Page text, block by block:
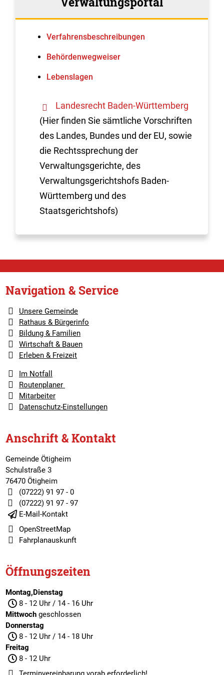
Verfahrens­beschreibungen
Behördenwegweiser
Lebenslagen
Landesrecht Baden-Württemberg
(Hier finden Sie sämtliche Vorschriften
des Landes, Bundes und der EU, sowie
die Rechtssprechung der
Verwaltungsgerichte, des
Verwaltungsgerichtshofs Baden-
Württemberg und des
Staatsgerichtshofs)
Navigation & Service
Unsere Gemeinde
Rathaus & Bürgerinfo
Bildung & Familien
Wirtschaft & Bauen
Erleben & Freizeit
Im Notfall
Routenplaner
Mitarbeiter
Datenschutz-Einstellungen
Anschrift & Kontakt
Gemeinde Ötigheim
Schulstraße 3
76470 Ötigheim
(07222) 91 97 - 0
(07222) 91 97 - 97
E-Mail-Kontakt
OpenStreetMap
Fahrplanauskunft
Öffnungszeiten
Montag,Dienstag
8 - 12 Uhr / 14 - 16 Uhr
Mittwochgeschlossen
Donnerstag
8 - 12 Uhr / 14 - 18 Uhr
Freitag
8 - 12 Uhr